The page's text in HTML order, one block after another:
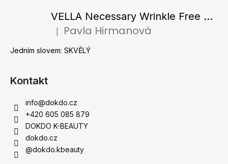
VELLA Necessary Wrinkle Free Ampoule - Protivrásková ampule s kolagenovými vlákny a zlatým práškem 50 ml
Hodnocení produktu je 5 z 5 hvězdiček.
Pavla Hirmanová
Jedním slovem: SKVĚLÝ
Kontakt
info@dokdo.cz
+420 605 085 879
DOKDO K-BEAUTY
dokdo.cz
@dokdo.kbeauty